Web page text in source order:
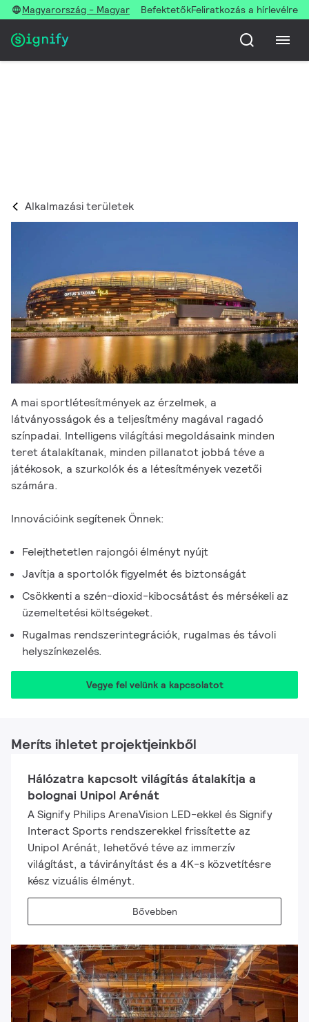
Magyarország - Magyar BefektetőkFeliratkozás a hírlevélre
Alkalmazási területek
A mai sportlétesítmények az érzelmek, a
látványosságok és a teljesítmény magával ragadó
színpadai. Intelligens világítási megoldásaink minden
teret átalakítanak, minden pillanatot jobbá téve a
játékosok, a szurkolók és a létesítmények vezetői
számára.
Innovációink segítenek Önnek:
Felejthetetlen rajongói élményt nyújt
Javítja a sportolók figyelmét és biztonságát
Csökkenti a szén-dioxid-kibocsátást és mérsékeli az
üzemeltetési költségeket.
Rugalmas rendszerintegrációk, rugalmas és távoli
helyszínkezelés.
Vegye fel velünk a kapcsolatot
Meríts ihletet projektjeinkből
Hálózatra kapcsolt világítás átalakítja a
bolognai Unipol Arénát
A Signify Philips ArenaVision LED-ekkel és Signify
Interact Sports rendszerekkel frissítette az
Unipol Arénát, lehetővé téve az immerzív
világítást, a távirányítást és a 4K-s közvetítésre
kész vizuális élményt.
Bővebben